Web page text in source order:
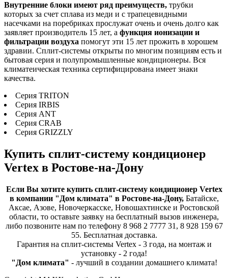
Внутренние блоки имеют ряд преимуществ, трубки
которых за счет сплава из меди и с трапецевидными
насечками на поребриках прослужат очень и очень долго как
заявляет производитель 15 лет, а функция ионизации и
фильтрации воздуха помогут эти 15 лет прожить в хорошем
здравии. Сплит-системы открыты по многим позициям есть и
бытовая серия и полупромышленные кондиционеры. Вся
климатеическая техника сертифицирована имеет знаки
качества.
Серия TRITON
Серия IRBIS
Серия ANT
Серия CRAB
Серия GRIZZLY
Купить сплит-систему кондиционер
Vertex в Ростове-на-Дону
Если Вы хотите купить сплит-систему кондиционер Vertex
в компании "Дом климата" в Ростове-на-Дону,Батайске,
Аксае, Азове, Новочеркасске, Новошахтинске и Ростовской
области, то оставьте заявку на бесплатный вызов инженера,
либо позвоните нам по телефону 8 968 2 7777 31, 8 928 159 67
55. Бесплатная доставка.
Гарантия на сплит-системы Vertex - 3 года, на монтаж и
установку - 2 года!
"Дом климата" - лучший в создании домашнего климата!